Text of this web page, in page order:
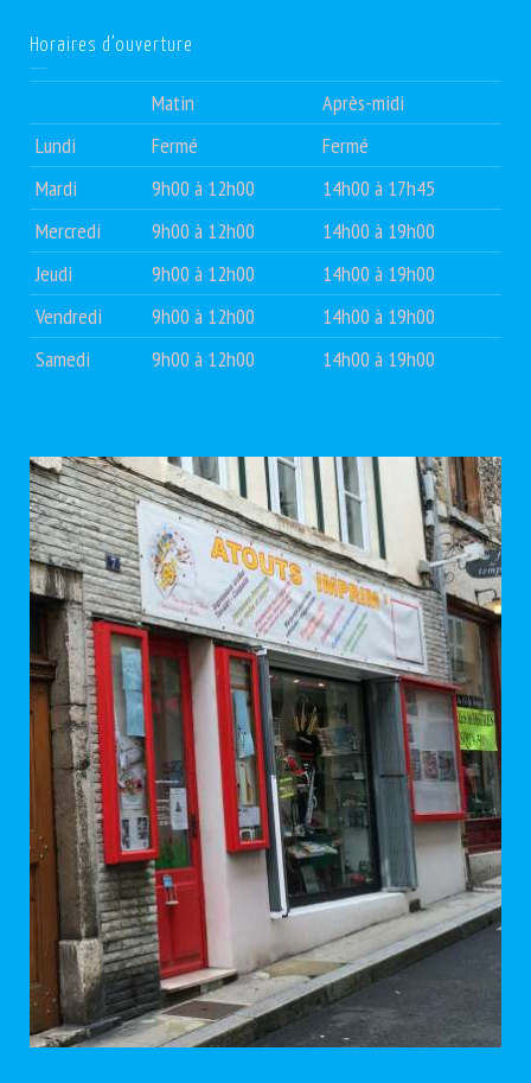
Horaires d’ouverture
Matin
Après-midi
Lundi
Fermé
Fermé
Mardi
9h00 à 12h00
14h00 à 17h45
Mercredi
9h00 à 12h00
14h00 à 19h00
Jeudi
9h00 à 12h00
14h00 à 19h00
Vendredi
9h00 à 12h00
14h00 à 19h00
Samedi
9h00 à 12h00 14h00 à 19h00